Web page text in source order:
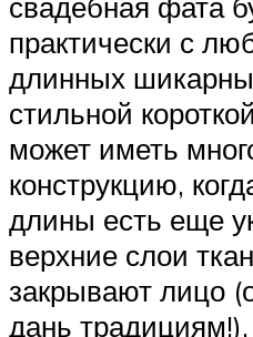
практически с
длинных
стильной
может иметь
конструкцию,
длины есть еще
верхние слои
закрывают лицо
дань